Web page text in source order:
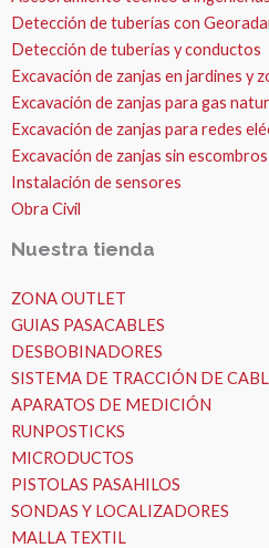
Detección de tuberías con
Detección de tuberías y conductos
Excavación de zanjas en jardines y
Excavación de zanjas para gas
Excavación de zanjas para redes
Excavación de zanjas sin
Instalación de sensores
Obra Civil
Nuestra tienda
ZONA OUTLET
GUIAS PASACABLES
DESBOBINADORES
SISTEMA DE TRACCIÓN DE
APARATOS DE MEDICIÓN
RUNPOSTICKS
MICRODUCTOS
PISTOLAS PASAHILOS
SONDAS Y LOCALIZADORES
MALLA TEXTIL